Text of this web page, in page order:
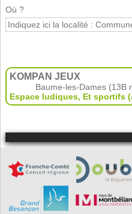
Où ?
KOMPAN JEUX
Baume-les-Dames (13B
Espace ludiques, Et sportifs